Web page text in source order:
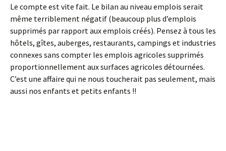
Le compte est vite fait. Le bilan au niveau emplois serait
même terriblement négatif (beaucoup plus d’emplois
supprimés par rapport aux emplois créés). Pensez à tous les
hôtels, gîtes, auberges, restaurants, campings et industries
connexes sans compter les emplois agricoles supprimés
proportionnellement aux surfaces agricoles détournées.
C’est une affaire qui ne nous toucherait pas seulement, mais
aussi nos enfants et petits enfants !!